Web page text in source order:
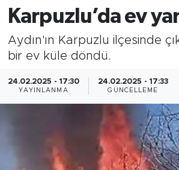
Karpuzlu’da ev
Aydın'ın Karpuzlu ilçesinde
bir ev küle döndü.
24.02.2025 - 17:30
YAYINLANMA
24.02.2025 - 17:33
GÜNCELLEME